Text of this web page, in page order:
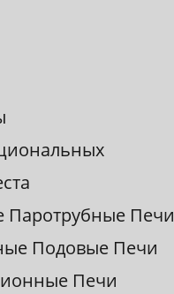
Паpотpубные Печи
Подовые Печи
Печи